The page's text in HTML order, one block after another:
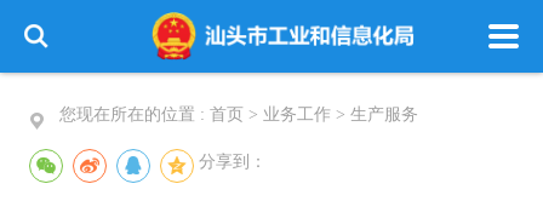
您现在所在的位置 : 首页 > 业务工作 > 生产服务
分享到：